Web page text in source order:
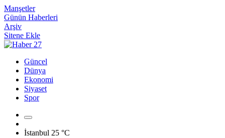
Manşetler
Günün Haberleri
Arşiv
Sitene Ekle
Güncel
Dünya
Ekonomi
Siyaset
Spor
İstanbul 25 °C